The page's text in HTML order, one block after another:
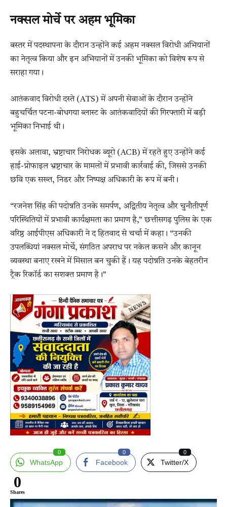
नक्सल मोर्चे पर अहम भूमिका
बस्तर में पदस्थापना के दौरान उन्होंने कई अहम नक्सल विरोधी अभियानों
का नेतृत्व किया और इन अभियानों में उनकी भूमिका को विशेष रूप से
सराहा गया।
आतंकवाद विरोधी दस्ते (ATS) में अपनी सेवाओं के दौरान उन्होंने
बहुचर्चित पटना-बोधगया ब्लास्ट के आतंकवादियों की गिरफ्तारी में बड़ी
भूमिका निभाई थी।
इसके अलावा, भ्रष्टाचार निरोधक ब्यूरो (ACB) में रहते हुए उन्होंने कई
हाई-प्रोफाइल भ्रष्टाचार के मामलों में प्रभावी कार्रवाई की, जिससे उनकी
छवि एक सख्त, निडर और निष्पक्ष अधिकारी के रूप में बनी।
“रजनेश सिंह की पदोन्नति उनके समर्पण, अद्वितीय नेतृत्व और चुनौतीपूर्ण
परिस्थितियों में प्रभावी कार्यक्षमता का प्रमाण है,” छत्तीसगढ़ पुलिस के एक
वरिष्ठ आईपीएस अधिकारी ने द हितवाद से चर्चा में कहा। “उनकी
उपलब्धियां नक्सल मोर्चे, संगठित अपराध पर नकेल कसने और कानून
व्यवस्था बनाए रखने में मिसाल बन चुकी हैं। यह पदोन्नति उनके बेहतरीन
ट्रैक रिकॉर्ड का सशक्त प्रमाण है।”
WhatsApp
0
Facebook
0
Twitter/X
0
0
Shares